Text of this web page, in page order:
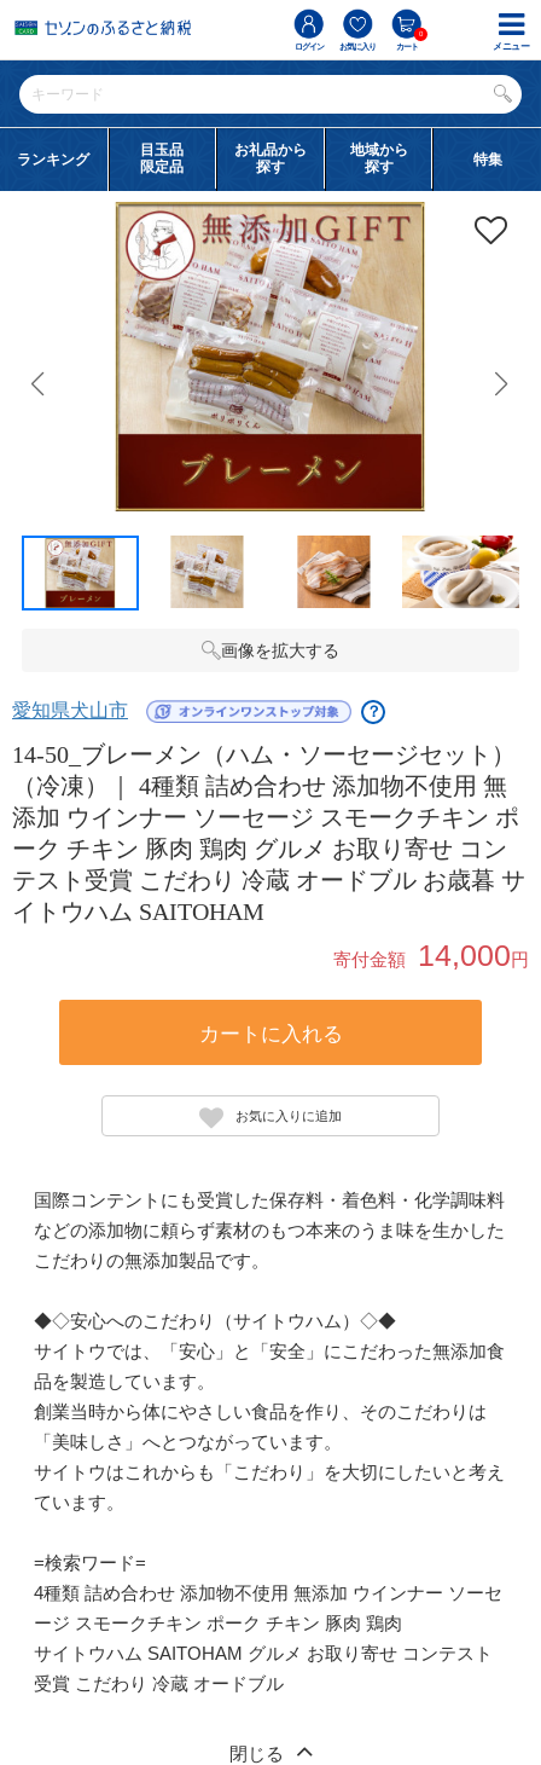
ログイン お気に入り カート
0
ランキング
目玉品
限定品
お礼品から
探す
地域から
探す
特集
画像を拡大する
愛知県犬山市 ？
14-50_ブレーメン（ハム・ソーセージセット）
（冷凍）｜ 4種類 詰め合わせ 添加物不使用 無
添加 ウインナー ソーセージ スモークチキン ポ
ーク チキン 豚肉 鶏肉 グルメ お取り寄せ コン
テスト受賞 こだわり 冷蔵 オードブル お歳暮 サ
イトウハム SAITOHAM
寄付金額 14,000円
カートに入れる
お気に入りに追加
国際コンテントにも受賞した保存料・着色料・化学調味料
などの添加物に頼らず素材のもつ本来のうま味を生かした
こだわりの無添加製品です。
◆◇安心へのこだわり（サイトウハム）◇◆
サイトウでは、「安心」と「安全」にこだわった無添加食
品を製造しています。
創業当時から体にやさしい食品を作り、そのこだわりは
「美味しさ」へとつながっています。
サイトウはこれからも「こだわり」を大切にしたいと考え
ています。
=検索ワード=
4種類 詰め合わせ 添加物不使用 無添加 ウインナー ソーセ
ージ スモークチキン ポーク チキン 豚肉 鶏肉
サイトウハム SAITOHAM グルメ お取り寄せ コンテスト
受賞 こだわり 冷蔵 オードブル
閉じる
メニュー